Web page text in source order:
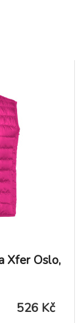
Xfer Oslo,
526 Kč